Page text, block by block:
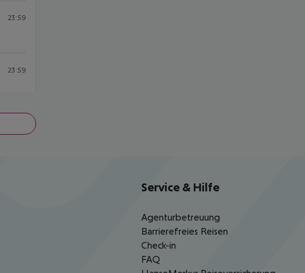
23:59
23:59
Service & Hilfe
Agenturbetreuung
Barrierefreies Reisen
Check-in
FAQ